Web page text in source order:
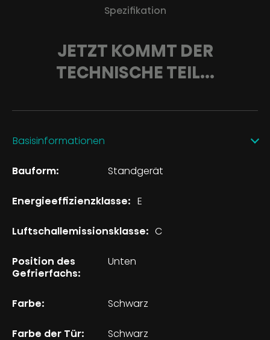
Spezifikation
JETZT KOMMT DER
TECHNISCHE TEIL...
Basisinformationen
Bauform: Standgerät
Energieeffizienzklasse: E
Luftschallemissionsklasse: C
Position des
Gefrierfachs:
Unten
Farbe: Schwarz
Farbe der Tür: Schwarz